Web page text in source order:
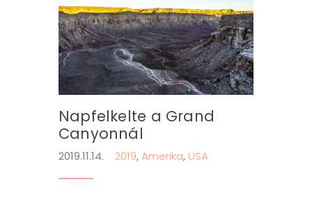
Napfelkelte a Grand
Canyonnál
2019.11.14. 2019,Amerika,USA